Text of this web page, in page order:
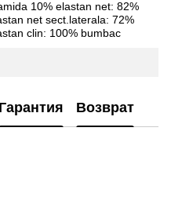
10% elastan net: 82%
net sect.laterala: 72%
clin: 100% bumbac
Гарантия Возврат